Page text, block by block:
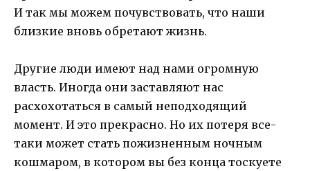
И так мы можем почувствовать, что наши
близкие вновь обретают жизнь.
Другие люди имеют над нами огромную
власть. Иногда они заставляют нас
расхохотаться в самый неподходящий
момент. И это прекрасно. Но их потеря все-
таки может стать пожизненным ночным
кошмаром, в котором вы без конца тоскуете